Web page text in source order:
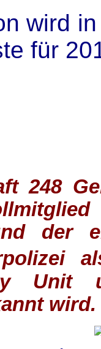
wird
für
248
der
Unit
wird.